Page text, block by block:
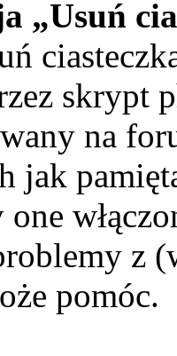
„Usuń
skrypt
na
one
z
pomóc.